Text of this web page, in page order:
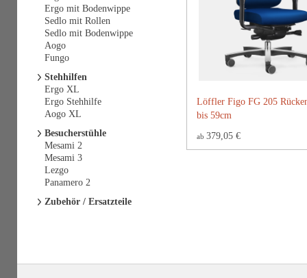
Löffler Figo FG 205
bis 59cm
ab 379,05 €
Ergo mit Bodenwippe
Sedlo mit Rollen
Sedlo mit Bodenwippe
Aogo
Fungo
Stehhilfen
Ergo XL
Ergo Stehhilfe
Aogo XL
Besucherstühle
Mesami 2
Mesami 3
Lezgo
Panamero 2
Zubehör / Ersatzteile